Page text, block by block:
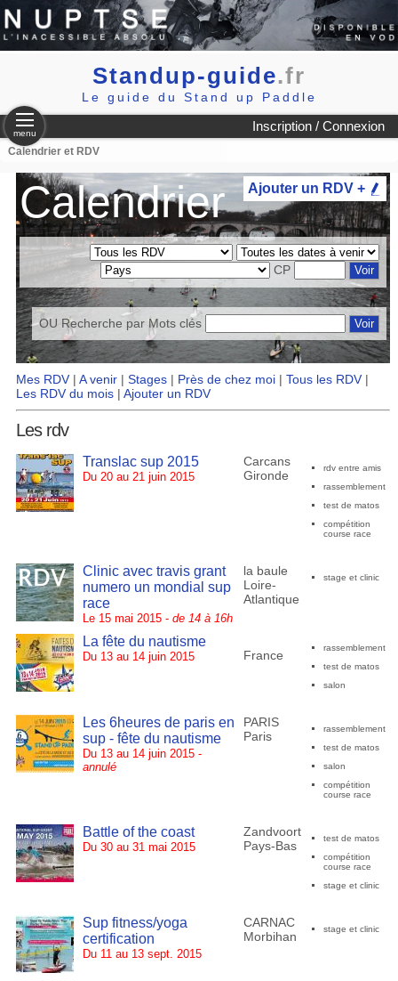
Standup-guide.fr
Le guide du Stand up Paddle
Inscription / Connexion
menu
Calendrier et RDV
Ajouter un RDV +
Calendrier
CP
OU Recherche par Mots clés
Mes RDV| A venir| Stages| Près de chez moi| Tous les RDV|
Les RDV du mois| Ajouter un RDV
Les rdv
Translac sup 2015
Du 20 au 21 juin 2015
Carcans
Gironde
rdv entre amis
rassemblement
test de matos
compétition
course race
Clinic avec travis grant
numero un mondial sup
race
Le 15 mai 2015 - de 14 à 16h
la baule
Loire-
Atlantique
stage et clinic
La fête du nautisme
Du 13 au 14 juin 2015 France
rassemblement
test de matos
salon
Les 6heures de paris en
sup - fête du nautisme
Du 13 au 14 juin 2015 -
annulé
PARIS
Paris
rassemblement
test de matos
salon
compétition
course race
Battle of the coast
Du 30 au 31 mai 2015
Zandvoort
Pays-Bas
test de matos
compétition
course race
stage et clinic
Sup fitness/yoga
certification
Du 11 au 13 sept. 2015
CARNAC
Morbihan
stage et clinic